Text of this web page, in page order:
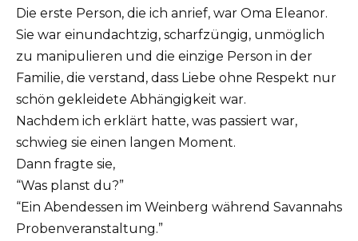
Die erste Person, die ich anrief, war Oma Eleanor.
Sie war einundachtzig, scharfzüngig, unmöglich
zu manipulieren und die einzige Person in der
Familie, die verstand, dass Liebe ohne Respekt nur
schön gekleidete Abhängigkeit war.
Nachdem ich erklärt hatte, was passiert war,
schwieg sie einen langen Moment.
Dann fragte sie,
“Was planst du?”
“Ein Abendessen im Weinberg während Savannahs
Probenveranstaltung.”